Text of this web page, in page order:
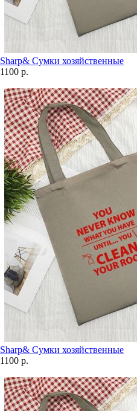
Sharp& Сумки хозяйственные
1100 р.
Sharp& Сумки хозяйственные
1100 р.